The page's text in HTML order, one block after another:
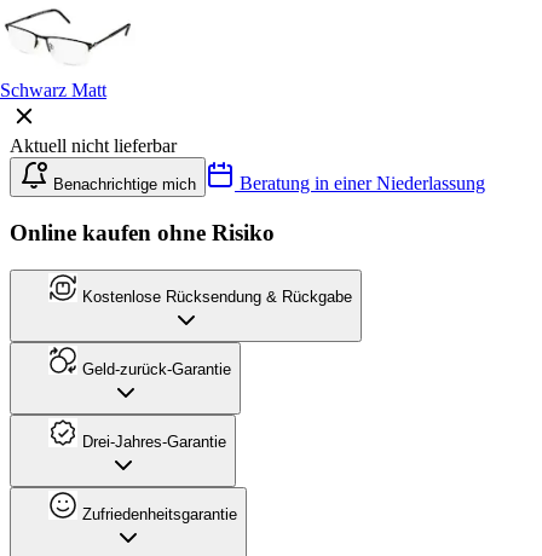
Schwarz Matt
Aktuell nicht lieferbar
Benachrichtige mich Beratung in einer Niederlassung
Online kaufen ohne Risiko
Kostenlose Rücksendung & Rückgabe
Geld-zurück-Garantie
Drei-Jahres-Garantie
Zufriedenheitsgarantie